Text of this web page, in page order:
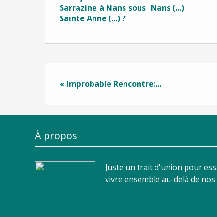
Sarrazine à Nans sous
Sainte Anne (...) ?
Nans (...)
« Improbable Rencontre:...
À propos
Juste un trait d'union pour
vivre ensemble au-delà de nos